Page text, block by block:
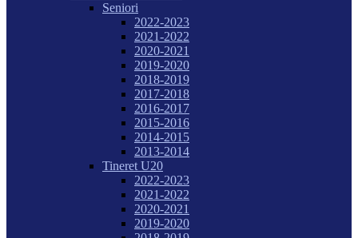
Seniori
2022-2023
2021-2022
2020-2021
2019-2020
2018-2019
2017-2018
2016-2017
2015-2016
2014-2015
2013-2014
Tineret U20
2022-2023
2021-2022
2020-2021
2019-2020